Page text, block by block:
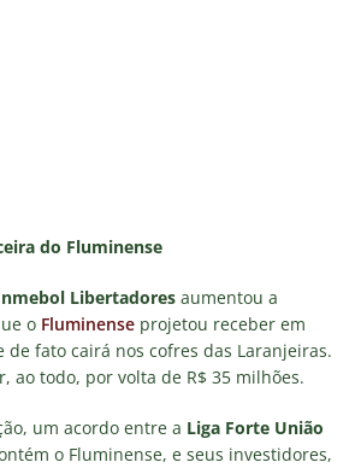
do Fluminense
Libertadores aumentou a
o Fluminense projetou receber em
de fato cairá nos cofres das Laranjeiras.
ao todo, por volta de R$ 35 milhões.
um acordo entre a Liga Forte União
o Fluminense, e seus investidores,